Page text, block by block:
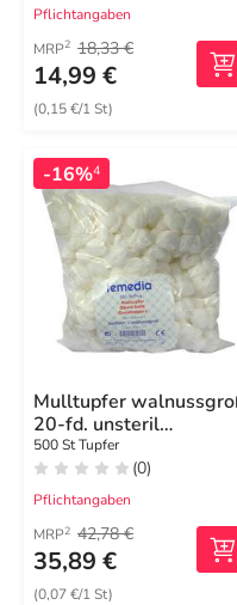
Pflichtangaben
MRP2 18,33 €
14,99 €
(0,15 €/1 St)
-16%4
Mulltupfer
20-fd. unsteril
ballförmig
500 St Tupfer
(0)
Pflichtangaben
MRP2 42,78 €
35,89 €
(0,07 €/1 St)